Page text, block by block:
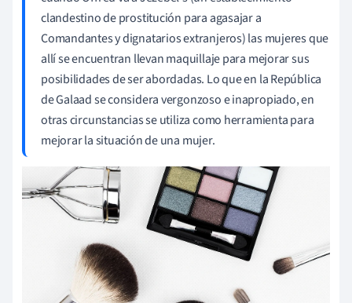
clandestino de prostitución para agasajar a
Comandantes y dignatarios extranjeros) las mujeres que
allí se encuentran llevan maquillaje para mejorar sus
posibilidades de ser abordadas. Lo que en la República
de Galaad se considera vergonzoso e inapropiado, en
otras circunstancias se utiliza como herramienta para
mejorar la situación de una mujer.